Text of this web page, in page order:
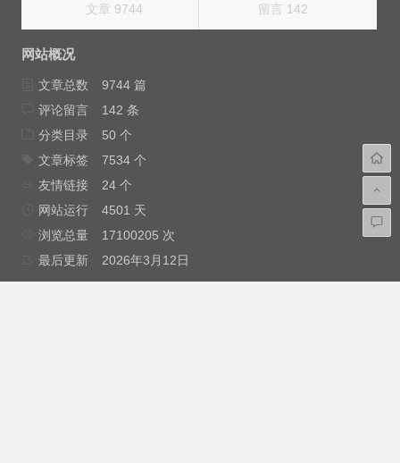
文章 9744 留言 142
网站概况
文章总数
9744 篇
评论留言
142 条
分类目录
50 个
文章标签
7534 个
友情链接
24 个
网站运行
4501 天
浏览总量
17100205 次
最后更新
2026年3月12日